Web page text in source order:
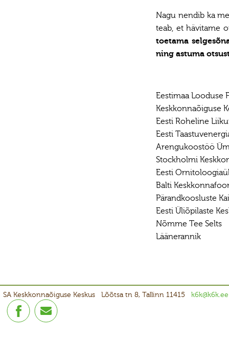
Nagu nendib ka
teab, et hävitame
toetama
ning astuma
Eestimaa Looduse
Keskkonnaõiguse
Eesti Roheline
Eesti
Arengukoostöö
Stockholmi
Eesti
Balti
Pärandkoosluste
Eesti Üliõpilaste
Nõmme Tee Selts
Läänerannik
SA Keskkonnaõiguse Keskus Lõõtsa tn 8, Tallinn 11415 k6k@k6k.ee